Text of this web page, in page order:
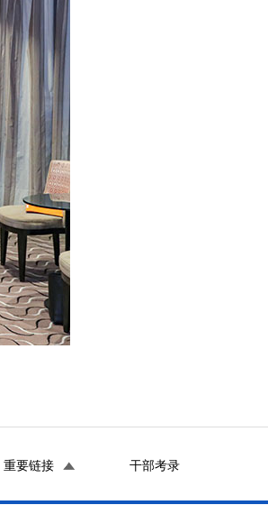
重要链接 干部考录